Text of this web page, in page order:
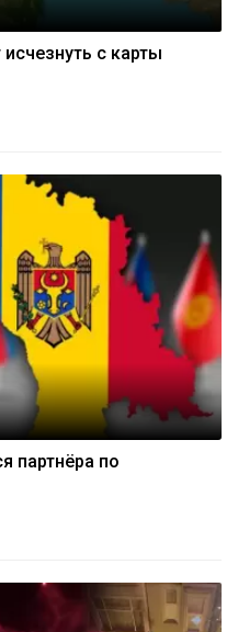
с карты
партнёра по